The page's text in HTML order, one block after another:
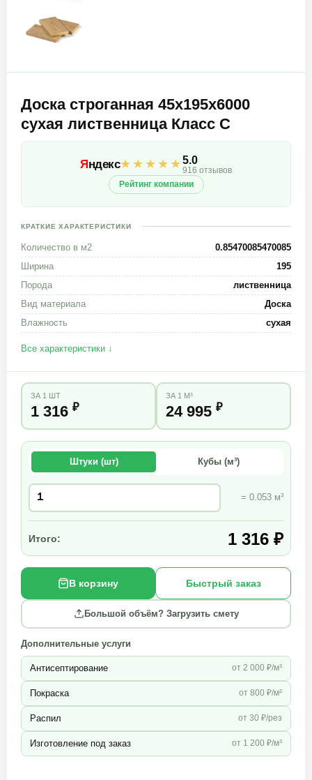
Доска строганная 45х195х6000
сухая лиственница Класс С
Яндекс★★★★★5.0
916 отзывов
Рейтинг компании
КРАТКИЕ ХАРАКТЕРИСТИКИ
Количество в м2
0.85470085470085
Ширина
195
Порода
лиственница
Вид материала
Доска
Влажность
сухая
Все характеристики ↓
ЗА 1 ШТ
1 316 ₽
ЗА 1 М³
24 995 ₽
Штуки (шт) Кубы (м³)
= 0.053 м³
Итого: 1 316 ₽
В корзину Быстрый заказ
Большой объём? Загрузить смету
Дополнительные услуги
Антисептирование от 2 000 ₽/м³
Покраска от 800 ₽/м²
Распил от 30 ₽/рез
Изготовление под заказ от 1 200 ₽/м³